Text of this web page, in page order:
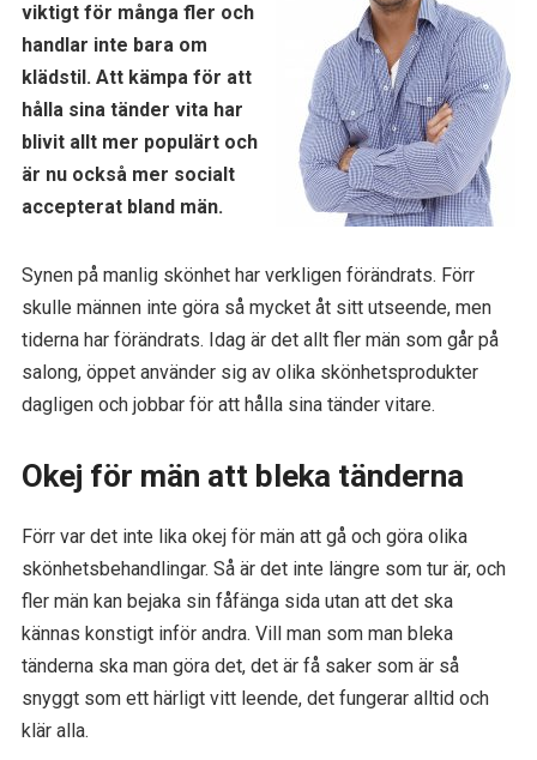
viktigt för många fler och
handlar inte bara om
klädstil. Att kämpa för att
hålla sina tänder vita har
blivit allt mer populärt och
är nu också mer socialt
accepterat bland män.
Synen på manlig skönhet har verkligen förändrats. Förr
skulle männen inte göra så mycket åt sitt utseende, men
tiderna har förändrats. Idag är det allt fler män som går på
salong, öppet använder sig av olika skönhetsprodukter
dagligen och jobbar för att hålla sina tänder vitare.
Okej för män att bleka tänderna
Förr var det inte lika okej för män att gå och göra olika
skönhetsbehandlingar. Så är det inte längre som tur är, och
fler män kan bejaka sin fåfänga sida utan att det ska
kännas konstigt inför andra. Vill man som man bleka
tänderna ska man göra det, det är få saker som är så
snyggt som ett härligt vitt leende, det fungerar alltid och
klär alla.